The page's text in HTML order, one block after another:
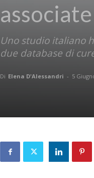
associate
Uno studio italiano
due database di
Di Elena D'Alessandri - 5